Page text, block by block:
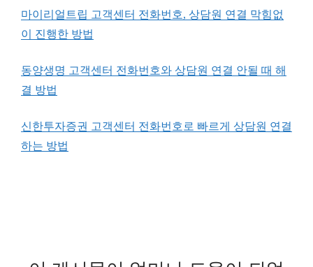
마이리얼트립 고객센터 전화번호, 상담원 연결 막힘없
이 진행한 방법
동양생명 고객센터 전화번호와 상담원 연결 안될 때 해
결 방법
신한투자증권 고객센터 전화번호로 빠르게 상담원 연결
하는 방법